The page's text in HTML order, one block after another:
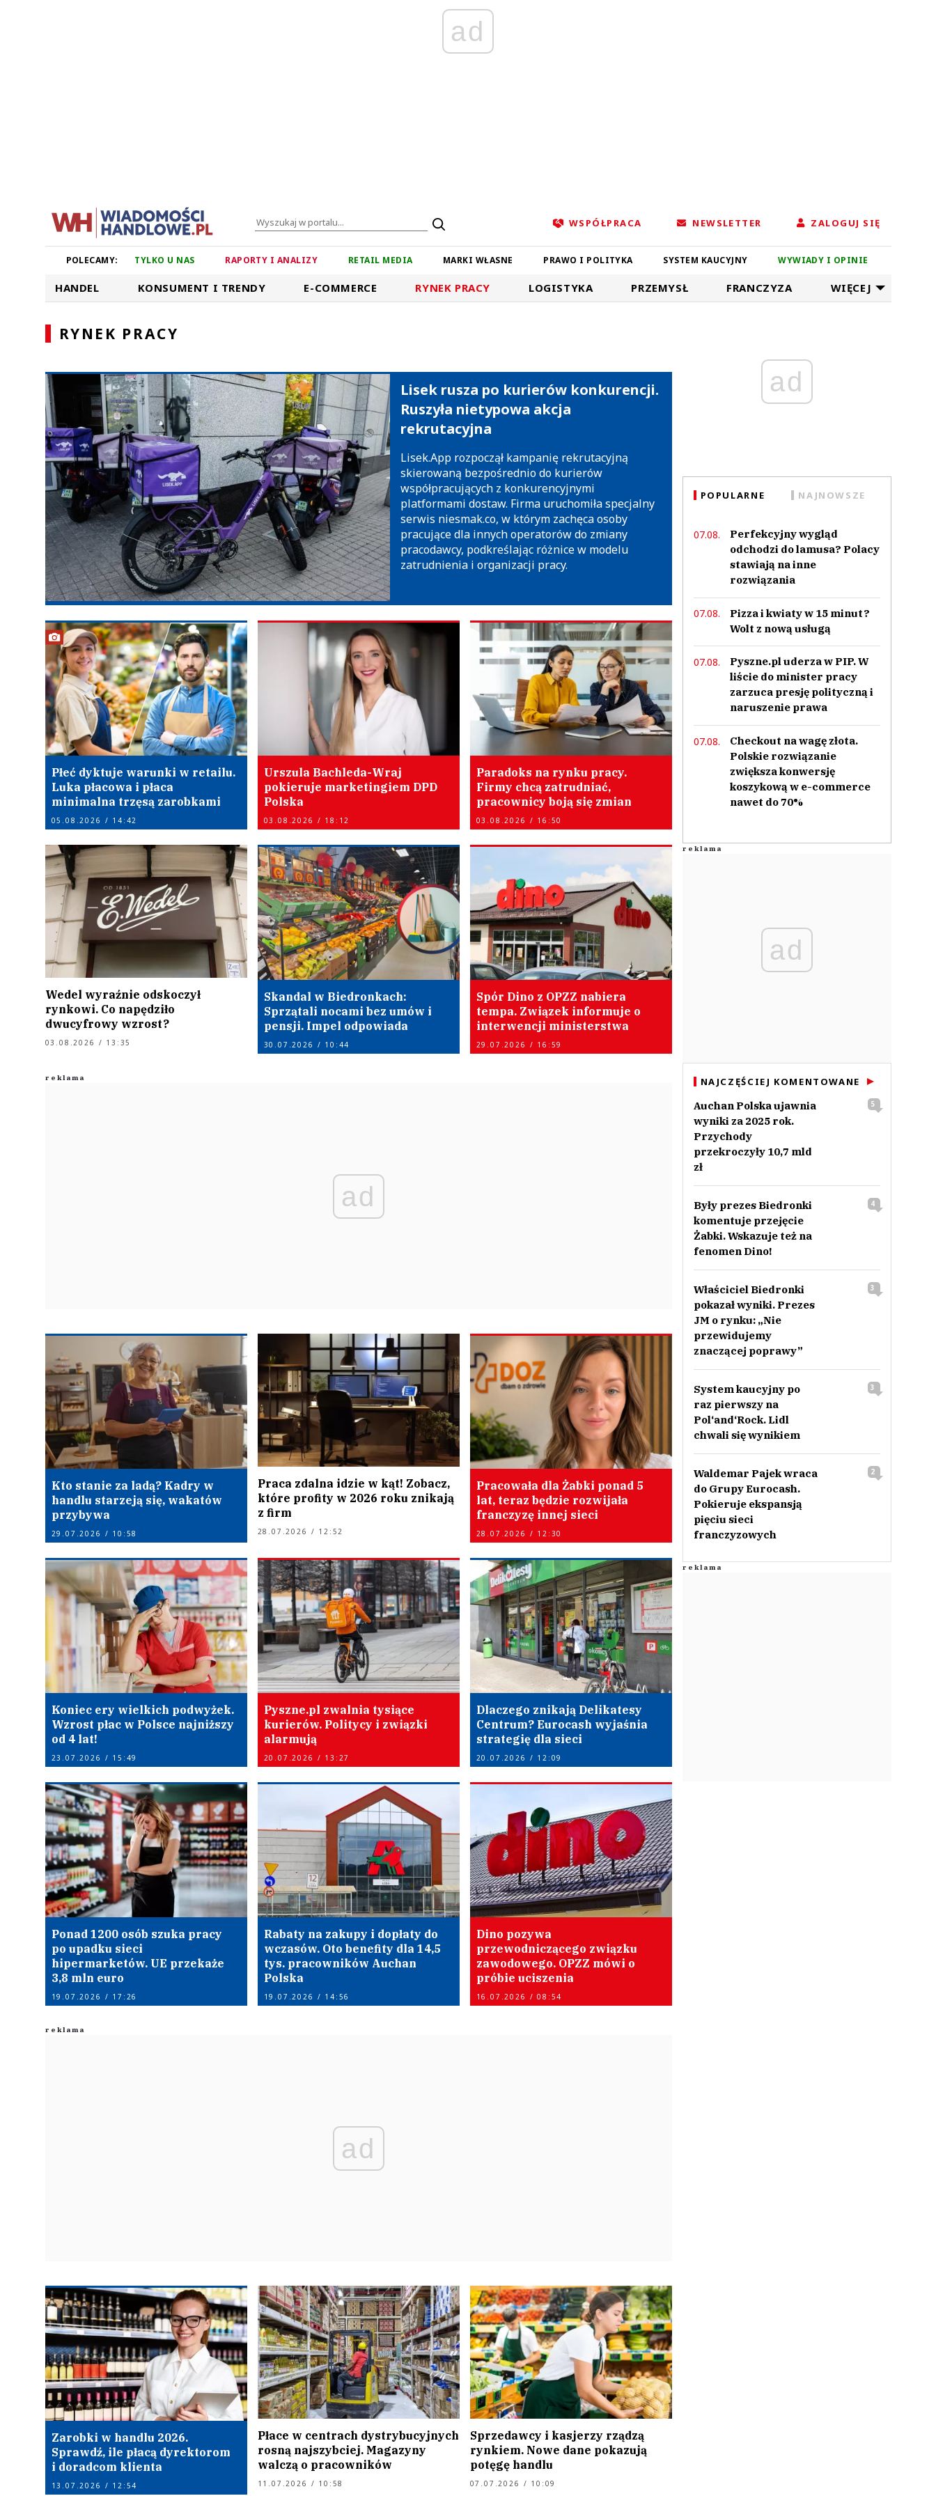
ad
WSPÓŁPRACA NEWSLETTER ZALOGUJ SIĘ
POLECAMY: TYLKO U NAS RAPORTY I ANALIZY RETAIL MEDIA MARKI WŁASNE PRAWO I POLITYKA SYSTEM KAUCYJNY WYWIADY I OPINIE
HANDEL KONSUMENT I TRENDY E-COMMERCE RYNEK PRACY LOGISTYKA PRZEMYSŁ FRANCZYZA WIĘCEJ
RYNEK PRACY
Lisek rusza po kurierów konkurencji.
Ruszyła nietypowa akcja
rekrutacyjna
Lisek.App rozpoczął kampanię rekrutacyjną
skierowaną bezpośrednio do kurierów
współpracujących z konkurencyjnymi
platformami dostaw. Firma uruchomiła specjalny
serwis niesmak.co, w którym zachęca osoby
pracujące dla innych operatorów do zmiany
pracodawcy, podkreślając różnice w modelu
zatrudnienia i organizacji pracy.
Płeć dyktuje warunki w retailu.
Luka płacowa i płaca
minimalna trzęsą zarobkami
05.08.2026 / 14:42
Urszula Bachleda-Wraj
pokieruje marketingiem DPD
Polska
03.08.2026 / 18:12
Paradoks na rynku pracy.
Firmy chcą zatrudniać,
pracownicy boją się zmian
03.08.2026 / 16:50
Wedel wyraźnie odskoczył
rynkowi. Co napędziło
dwucyfrowy wzrost?
03.08.2026 / 13:35
Skandal w Biedronkach:
Sprzątali nocami bez umów i
pensji. Impel odpowiada
30.07.2026 / 10:44
Spór Dino z OPZZ nabiera
tempa. Związek informuje o
interwencji ministerstwa
29.07.2026 / 16:59
ad
Kto stanie za ladą? Kadry w
handlu starzeją się, wakatów
przybywa
29.07.2026 / 10:58
Praca zdalna idzie w kąt! Zobacz,
które profity w 2026 roku znikają
z firm
28.07.2026 / 12:52
Pracowała dla Żabki ponad 5
lat, teraz będzie rozwijała
franczyzę innej sieci
28.07.2026 / 12:30
Koniec ery wielkich podwyżek.
Wzrost płac w Polsce najniższy
od 4 lat!
23.07.2026 / 15:49
Pyszne.pl zwalnia tysiące
kurierów. Politycy i związki
alarmują
20.07.2026 / 13:27
Dlaczego znikają Delikatesy
Centrum? Eurocash wyjaśnia
strategię dla sieci
20.07.2026 / 12:09
Ponad 1200 osób szuka pracy
po upadku sieci
hipermarketów. UE przekaże
3,8 mln euro
19.07.2026 / 17:26
Rabaty na zakupy i dopłaty do
wczasów. Oto benefity dla 14,5
tys. pracowników Auchan
Polska
19.07.2026 / 14:56
Dino pozywa
przewodniczącego związku
zawodowego. OPZZ mówi o
próbie uciszenia
16.07.2026 / 08:54
ad
Zarobki w handlu 2026.
Sprawdź, ile płacą dyrektorom
i doradcom klienta
13.07.2026 / 12:54
Płace w centrach dystrybucyjnych
rosną najszybciej. Magazyny
walczą o pracowników
11.07.2026 / 10:58
Sprzedawcy i kasjerzy rządzą
rynkiem. Nowe dane pokazują
potęgę handlu
07.07.2026 / 10:09
ad
POPULARNE NAJNOWSZE
07.08.
Perfekcyjny wygląd
odchodzi do lamusa? Polacy
stawiają na inne
rozwiązania
07.08.
Pizza i kwiaty w 15 minut?
Wolt z nową usługą
07.08.
Pyszne.pl uderza w PIP. W
liście do minister pracy
zarzuca presję polityczną i
naruszenie prawa
07.08.
Checkout na wagę złota.
Polskie rozwiązanie
zwiększa konwersję
koszykową w e-commerce
nawet do 70%
ad
NAJCZĘŚCIEJ KOMENTOWANE
Auchan Polska ujawnia
wyniki za 2025 rok.
Przychody
przekroczyły 10,7 mld
zł
5
Były prezes Biedronki
komentuje przejęcie
Żabki. Wskazuje też na
fenomen Dino!
4
Właściciel Biedronki
pokazał wyniki. Prezes
JM o rynku: „Nie
przewidujemy
znaczącej poprawy”
3
System kaucyjny po
raz pierwszy na
Pol‘and‘Rock. Lidl
chwali się wynikiem
3
Waldemar Pajek wraca
do Grupy Eurocash.
Pokieruje ekspansją
pięciu sieci
franczyzowych
2